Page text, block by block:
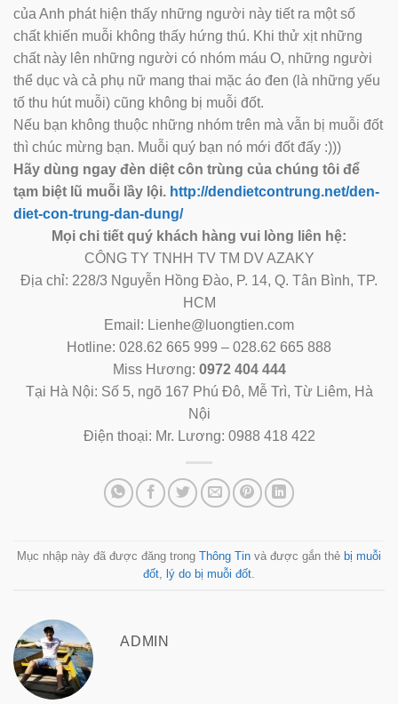
của Anh phát hiện thấy những người này tiết ra một số
chất khiến muỗi không thấy hứng thú. Khi thử xịt những
chất này lên những người có nhóm máu O, những người
thể dục và cả phụ nữ mang thai mặc áo đen (là những yếu
tố thu hút muỗi) cũng không bị muỗi đốt.
Nếu bạn không thuộc những nhóm trên mà vẫn bị muỗi đốt
thì chúc mừng bạn. Muỗi quý bạn nó mới đốt đấy :)))
Hãy dùng ngay đèn diệt côn trùng của chúng tôi để
tạm biệt lũ muỗi lầy lội. http://dendietcontrung.net/den-
diet-con-trung-dan-dung/
Mọi chi tiết quý khách hàng vui lòng liên hệ:
CÔNG TY TNHH TV TM DV AZAKY
Địa chỉ: 228/3 Nguyễn Hồng Đào, P. 14, Q. Tân Bình, TP.
HCM
Email: Lienhe@luongtien.com
Hotline: 028.62 665 999 – 028.62 665 888
Miss Hương: 0972 404 444
Tại Hà Nội: Số 5, ngõ 167 Phú Đô, Mễ Trì, Từ Liêm, Hà
Nội
Điện thoại: Mr. Lương: 0988 418 422
Mục nhập này đã được đăng trong Thông Tin và được gắn thẻ bị muỗi
đốt lý do bị muỗi đốt
ADMIN